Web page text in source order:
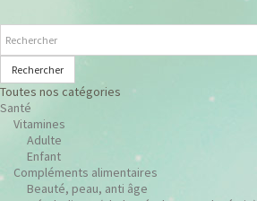
Rechercher
Toutes nos catégories
Santé
Vitamines
Adulte
Enfant
Compléments alimentaires
Beauté, peau, anti âge